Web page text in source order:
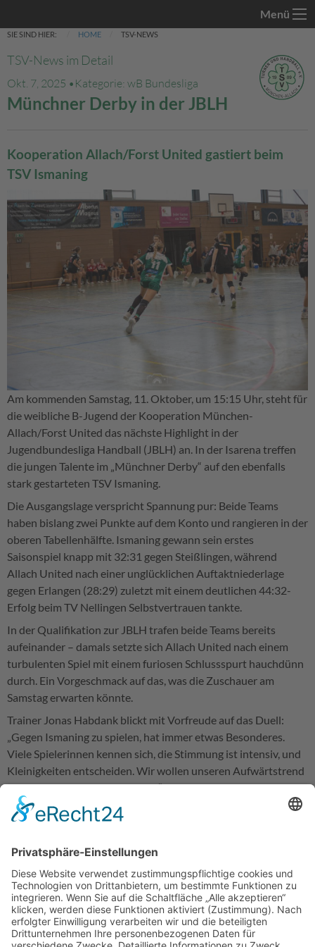
Menü
SIE SIND HIER: HOME TSV-NEWS
TSV-News im Detail
Okt. 7, 2025 • Kategorie: wB Bundesliga
Münchner Derby in der JBLH
Kooperation Allach/Forst United gastiert beim
TSV Ismaning
Am kommenden Samstag, 11. Oktober, um 15:15 Uhr, steht für
die weibliche B-Jugend der Kooperation München-
Allach/Forst United das nächste Highlight in der
Jugendbundesliga Handball (JBLH) an. In der Isarena treffen
die jungen Talente im „Münchner Derby“ auf den ebenfalls
stark gestarteten TSV Ismaning.
Die Ausgangslage verspricht Spannung pur: Beide Teams
haben bislang zwei Punkte auf dem Konto und rangieren in der
oberen Tabellenhälfte. Ismaning gewann sein erstes
Saisonspiel knapp mit 32:31 gegen Steißlingen, während
Allach United nach einer unglücklichen Auftaktniederlage
gegen Erlangen (28:29) zuletzt mit einem deutlichen 44:32-
Erfolg beim TV Nellingen Selbstvertrauen tankte.
In der Qualifikation zur JBLH trafen beide Teams bereits
aufeinander – damals setzte sich Allach United nach einem
turbulenten Spiel mit einem furiosen Schlussspurt hauchdünn
durch. Ein Vorgeschmack auf das, was die Zuschauer am
Samstag erwarten könnte.
Trainer Jonas Habdank blickt mit Vorfreude auf das Duell:
„Gegen Ismaning zu spielen, hat immer etwas Besonderes.
Viele Spielerinnen kennen sich, die Stimmung ist intensiv, und
Kleinigkeiten entscheiden. Wir wollen unseren Aufwärtstrend
bestätigen und mutig auftreten.“ Auch Andreas Feulner warnt
vor der Stärke des Gegners: „Ismaning spielt mit viel Tempo
und Druck über die Außen. Wenn wir defensiv kompakt
Möglichkeiten, etwas mitzunehmen.“
Nach dem überzeugenden Auftritt in Nellingen möchte Allach
United die gezeigte Spielfreude und Durchschlagskraft erneut
auf die Platte bringen. Ein Erfolg im Derby würde nicht nur
zusätzliche Punkte, sondern auch weiteres Selbstvertrauen im
Kampf um die obere Tabellenhälfte bringen.